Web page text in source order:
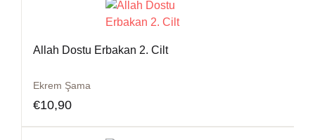
Allah Dostu Erbakan 2. Cilt
Ekrem Şama
€10,90